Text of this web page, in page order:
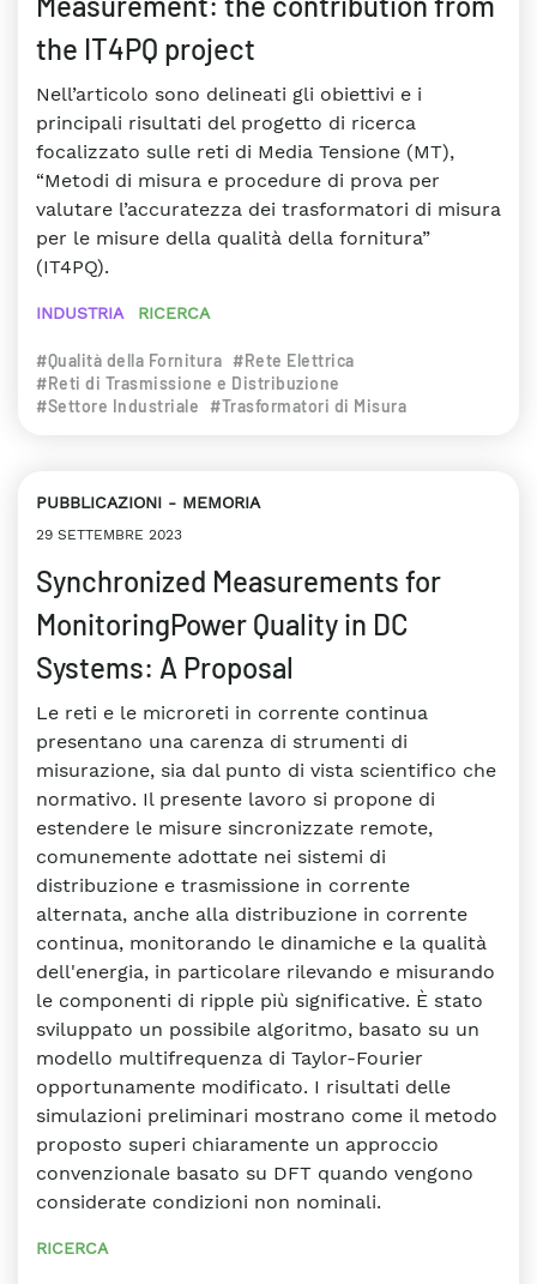
the IT4PQ project
Nell’articolo sono delineati gli obiettivi e i
principali risultati del progetto di ricerca
focalizzato sulle reti di Media Tensione (MT),
“Metodi di misura e procedure di prova per
valutare l’accuratezza dei trasformatori di misura
per le misure della qualità della fornitura”
(IT4PQ).
INDUSTRIA RICERCA
#Qualità della Fornitura #Rete Elettrica
#Reti di Trasmissione e Distribuzione
#Settore Industriale
#Trasformatori di Misura
PUBBLICAZIONI MEMORIA
29 SETTEMBRE 2023
Synchronized Measurements for
MonitoringPower Quality in DC
Systems: A Proposal
Le reti e le microreti in corrente continua
presentano una carenza di strumenti di
misurazione, sia dal punto di vista scientifico che
normativo. Il presente lavoro si propone di
estendere le misure sincronizzate remote,
comunemente adottate nei sistemi di
distribuzione e trasmissione in corrente
alternata, anche alla distribuzione in corrente
continua, monitorando le dinamiche e la qualità
dell'energia, in particolare rilevando e misurando
le componenti di ripple più significative. È stato
sviluppato un possibile algoritmo, basato su un
modello multifrequenza di Taylor-Fourier
opportunamente modificato. I risultati delle
simulazioni preliminari mostrano come il metodo
proposto superi chiaramente un approccio
convenzionale basato su DFT quando vengono
considerate condizioni non nominali.
RICERCA